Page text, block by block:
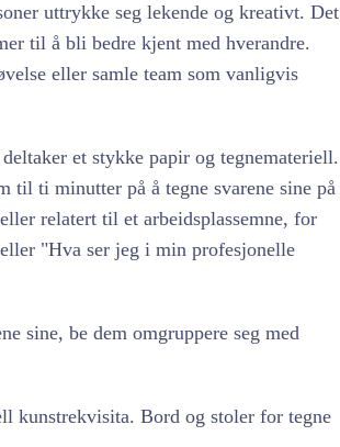
uttrykke seg lekende og kreativt. Det
til å bli bedre kjent med hverandre.
eller samle team som vanligvis
et stykke papir og tegnemateriell.
til ti minutter på å tegne svarene sine på
relatert til et arbeidsplassemne, for
"Hva ser jeg i min profesjonelle
sine, be dem omgruppere seg med
kunstrekvisita. Bord og stoler for tegne